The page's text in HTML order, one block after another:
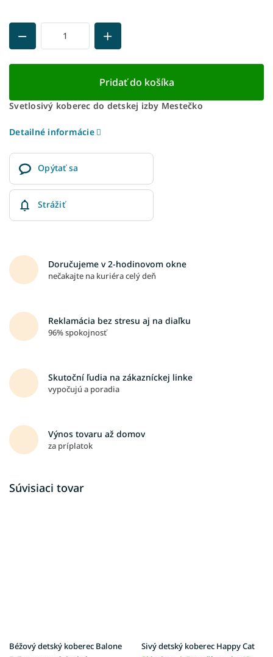
Pridať do košíka
Svetlosivý koberec do detskej izby Mestečko
Detailné informácie
Opýtať sa
Strážiť
Doručujeme v 2-hodinovom okne
nečakajte na kuriéra celý deň
Reklamácia bez stresu aj na diaľku
96% spokojnosť
Skutoční ľudia na zákazníckej linke
vypočujú a poradia
Výnos tovaru až domov
za príplatok
Súvisiaci tovar
Béžový detský koberec Balone Sivý detský koberec Happy Cat